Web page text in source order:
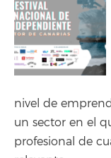
nivel de
un sector en el
profesional de